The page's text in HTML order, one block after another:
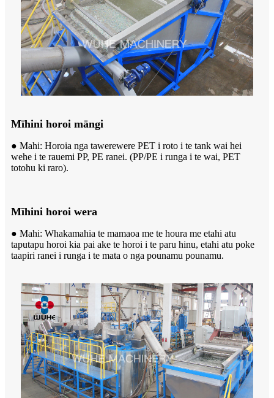
Mīhini horoi māngi
● Mahi: Horoia nga tawerewere PET i roto i te tank wai hei
wehe i te rauemi PP, PE ranei. (PP/PE i runga i te wai, PET
totohu ki raro).
Mīhini horoi wera
● Mahi: Whakamahia te mamaoa me te houra me etahi atu
taputapu horoi kia pai ake te horoi i te paru hinu, etahi atu poke
taapiri ranei i runga i te mata o nga pounamu pounamu.